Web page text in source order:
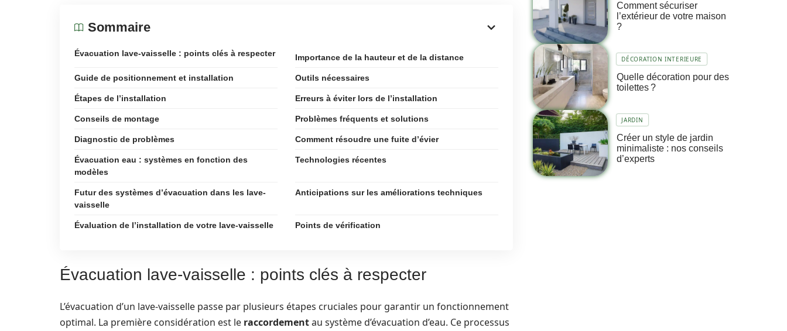
Sommaire
Évacuation lave-vaisselle : points clés à respecter Importance de la hauteur et de la distance
Guide de positionnement et installation Outils nécessaires
Étapes de l’installation Erreurs à éviter lors de l’installation
Conseils de montage Problèmes fréquents et solutions
Diagnostic de problèmes Comment résoudre une fuite d’évier
Évacuation eau : systèmes en fonction des
modèles
Technologies récentes
Futur des systèmes d’évacuation dans les lave-
vaisselle
Anticipations sur les améliorations techniques
Évaluation de l’installation de votre lave-vaisselle Points de vérification
Évacuation lave-vaisselle : points clés à respecter
L’évacuation d’un lave-vaisselle passe par plusieurs étapes cruciales pour garantir un fonctionnement
optimal. La première considération est le raccordementau système d’évacuation d’eau. Ce processus
Comment sécuriser
l’extérieur de votre maison
?
DÉCORATION INTERIEURE
Quelle décoration pour des
toilettes ?
JARDIN
Créer un style de jardin
minimaliste : nos conseils
d’experts